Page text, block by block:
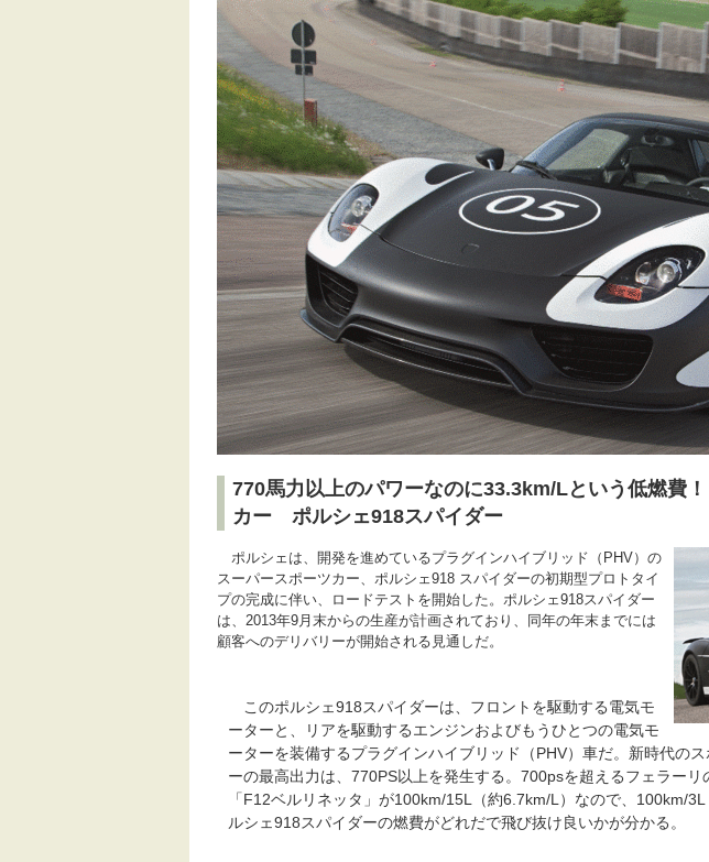
770馬力以上のパワーなのに33.3km/Lという低燃費
カー ポルシェ918スパイダー
ポルシェは、開発を進めているプラグインハイブリッド（PHV）の
スーパースポーツカー、ポルシェ918 スパイダーの初期型プロトタイ
プの完成に伴い、ロードテストを開始した。ポルシェ918スパイダー
は、2013年9月末からの生産が計画されており、同年の年末までには
顧客へのデリバリーが開始される見通しだ。
このポルシェ918スパイダーは、フロントを駆動する電気モ
ーターと、リアを駆動するエンジンおよびもうひとつの電気モ
ーターを装備するプラグインハイブリッド（PHV）車だ。新時代の
ーの最高出力は、770PS以上を発生する。700psを超えるフェラーリ
「F12ベルリネッタ」が100km/15L（約6.7km/L）なので、100km/
ルシェ918スパイダーの燃費がどれだで飛び抜け良いかが分かる。